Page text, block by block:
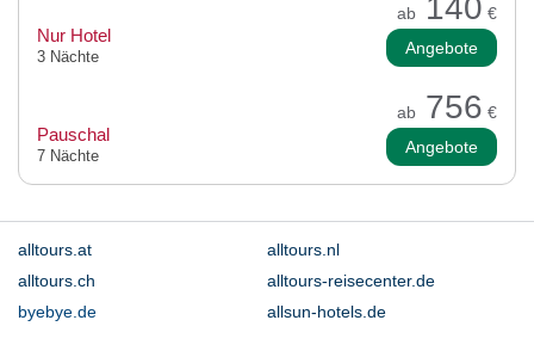
ab 140 €
Nur Hotel
3 Nächte Angebote
ab 756 €
Pauschal
7 Nächte Angebote
alltours.at
alltours.nl
alltours.ch
alltours-reisecenter.de
byebye.de
allsun-hotels.de